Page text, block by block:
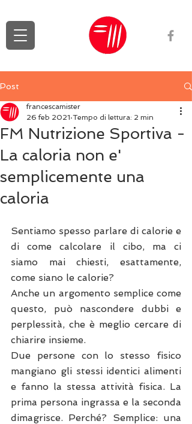
Post
FM Nutrizione Sportiva -
La caloria non e'
semplicemente una
caloria
francescamister
26 feb 2021 Tempo di lettura: 2 min
Sentiamo spesso parlare di calorie e
di come calcolare il cibo, ma ci
siamo mai chiesti, esattamente,
come siano le calorie?
Anche un argomento semplice come
questo, può nascondere dubbi e
perplessità, che è meglio cercare di
chiarire insieme.
Due persone con lo stesso fisico
mangiano gli stessi identici alimenti
e fanno la stessa attività fisica. La
prima persona ingrassa e la seconda
dimagrisce. Perché? Semplice: una